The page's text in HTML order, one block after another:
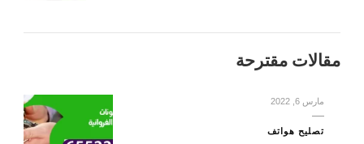
مقالات مقترحة
مارس 6, 2022
تصليح هواتف